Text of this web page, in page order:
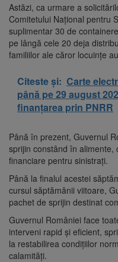
Astăzi, ca urmare a
Comitetului Național pentru
suplimentar 30 de
pe lângă cele 20 deja
familiilor ale căror locuințe
Citeste și: Carte
până pe 29 august
finanțarea prin PNRR
Până în prezent, Guvernul
sprijin constând în alimente,
financiare pentru sinistrați.
Până la finalul acestei
cursul săptămânii viitoare,
pachet de sprijin destinat
Guvernul României face
interveni rapid și eficient,
la restabilirea condițiilor
calamități.